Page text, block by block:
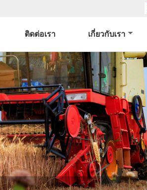
ติดต่อเรา เกี่ยวกับเรา